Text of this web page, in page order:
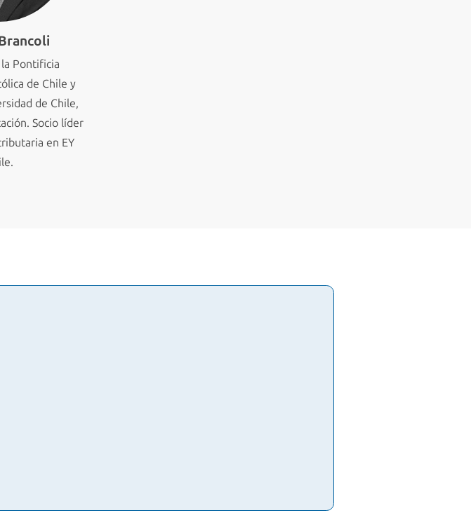
Pontificia
de Chile y
de Chile,
Socio líder
en EY